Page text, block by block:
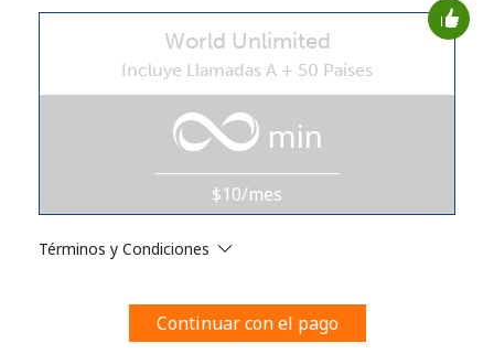
estosTérminos y condiciones.
Únete
World Unlimited
Incluye Llamadas A + 50 Países
min
$10/mes
Términos y Condiciones
Continuar con el pago